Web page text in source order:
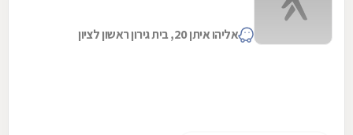
אליהו איתן 20, בית גירון ראשון לציון